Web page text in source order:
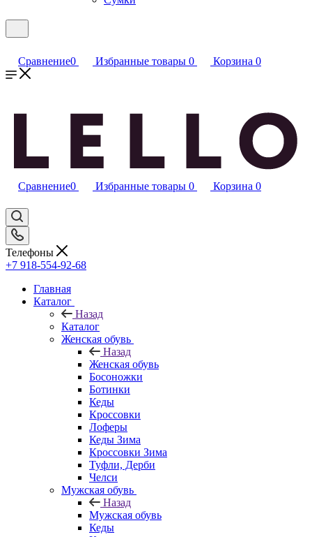
Сравнение0 Избранные товары 0 Корзина 0
Сравнение0 Избранные товары 0 Корзина 0
Телефоны
+7 918-554-92-68
Главная
Каталог
Назад
Каталог
Женская обувь
Назад
Женская обувь
Босоножки
Ботинки
Кеды
Кроссовки
Лоферы
Кеды Зима
Кроссовки Зима
Туфли, Дерби
Челси
Мужская обувь
Назад
Мужская обувь
Кеды